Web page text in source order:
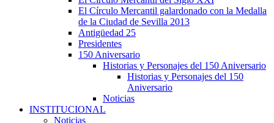
El Círculo Mercantil galardonado con la Medalla
de la Ciudad de Sevilla 2013
Antigüedad 25
Presidentes
150 Aniversario
Historias y Personajes del 150 Aniversario
Historias y Personajes del 150
Aniversario
Noticias
INSTITUCIONAL
Noticias